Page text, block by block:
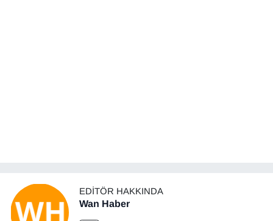
EDITÖR HAKKINDA
Wan Haber
POLİTİKA